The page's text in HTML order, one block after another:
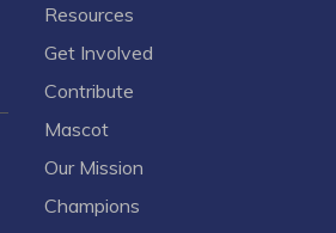
Resources
Get Involved
Contribute
Mascot
Our Mission
Champions